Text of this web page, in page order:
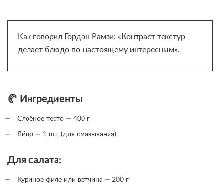
Как говорил Гордон Рамзи: «Контраст текстур
делает блюдо по-настоящему интересным».
🥐 Ингредиенты
Слоёное тесто — 400 г
Яйцо — 1 шт. (для смазывания)
Для салата:
Куриное филе или ветчина — 200 г